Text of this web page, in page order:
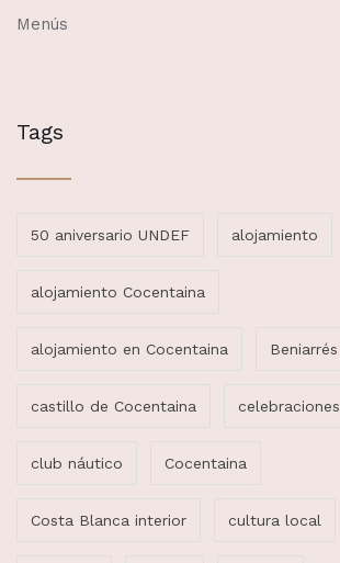
Menús
Tags
50 aniversario UNDEF alojamiento
alojamiento Cocentaina
alojamiento en Cocentaina Beniarrés
castillo de Cocentaina celebraciones
club náutico Cocentaina
Costa Blanca interior cultura local